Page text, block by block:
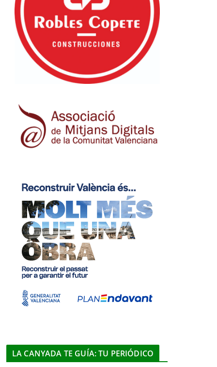
LA CANYADA TE GUÍA: TU PERIÓDICO